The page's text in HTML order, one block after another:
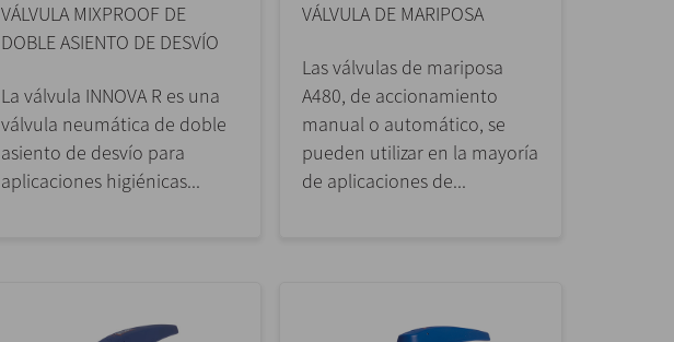
VÁLVULA MIXPROOF DE
DOBLE ASIENTO DE DESVÍO
La válvula INNOVA R es una
válvula neumática de doble
asiento de desvío para
aplicaciones higiénicas...
VÁLVULA DE MARIPOSA
Las válvulas de mariposa
A480, de accionamiento
manual o automático, se
pueden utilizar en la mayoría
de aplicaciones de...